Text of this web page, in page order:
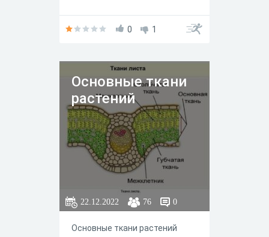
0 1
Основные ткани
растений
22.12.2022 76 0
Основные ткани растений ᅠ ᅠ